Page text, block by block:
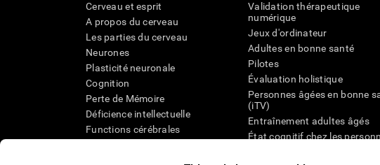
Cerveau et esprit
A propos du cerveau
Les parties du cerveau
Neurones
Plasticité neuronale
Cognition
Perte de Mémoire
Déficience intellectuelle
Functions cérébrales
Validation thérapeutique
numérique
Jeux d'ordinateur
Adultes en bonne santé
Pilotes
Évaluation holistique
Personnes âgées en bonne
(iTV)
Entraînement adultes âgés
État cognitif chez les